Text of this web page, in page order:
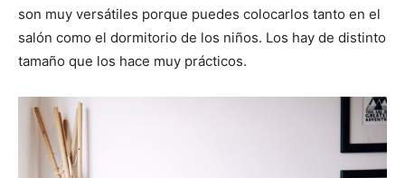
son muy versátiles porque puedes colocarlos tanto en el
salón como el dormitorio de los niños. Los hay de distinto
tamaño que los hace muy prácticos.